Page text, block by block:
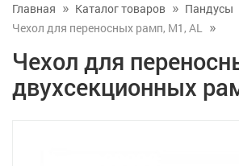
Главная Каталог товаров Пандусы
Чехол для переносных рамп, М1, AL
Чехол для
двухсекционных